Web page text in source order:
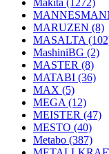
Makita (1272)
MARUZEN (8)
MASALTA
MashiniBG (2)
MASTER (8)
MATABI (36)
MAX (5)
MEGA (12)
MEISTER (47)
MESTO (40)
Metabo (387)